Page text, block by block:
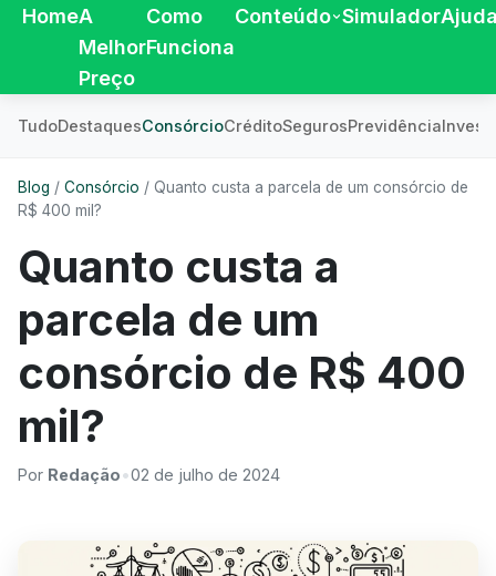
HomeA
Melhor
Preço
Como
Funciona
Conteúdo Simulador
TudoDestaquesConsórcioCréditoSegurosPrevidência
Blog / Consórcio / Quanto custa a parcela de um consórcio de
R$ 400 mil?
Quanto custa a
parcela de um
consórcio de R$ 400
mil?
Por Redação•02 de julho de 2024